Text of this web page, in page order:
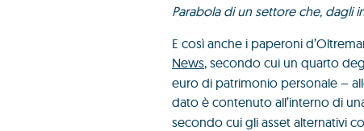
Parabola di un settore che, dagli
E così anche i paperoni
News, secondo cui un quarto
euro di patrimonio personale –
dato è contenuto all’interno di
secondo cui gli asset alternativi